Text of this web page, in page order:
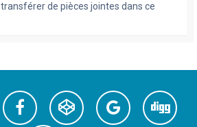
transférer de pièces jointes dans ce